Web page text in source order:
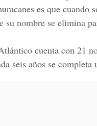
es que cuando
su nombre se elimina
cuenta con 21
seis años se